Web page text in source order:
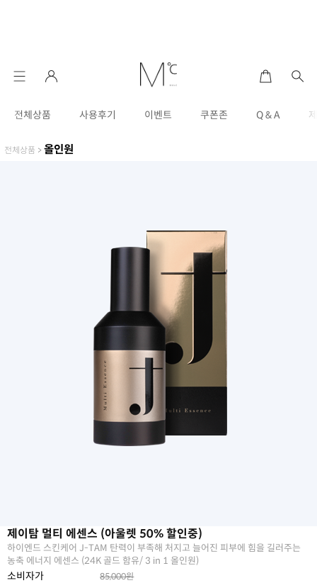
전체상품 사용후기 이벤트 쿠폰존 Q & A
전체상품 > 올인원
제이탐 멀티 에센스 (아울렛 50% 할인중)
하이엔드 스킨케어 J-TAM 탄력이 부족해 처지고 늘어진 피부에 힘을 길러주는
농축 에너지 에센스 (24K 골드 함유/ 3 in 1 올인원)
소비자가 85,000원